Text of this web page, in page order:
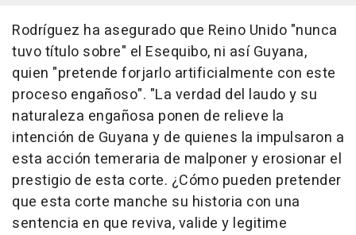
Rodríguez ha asegurado que Reino Unido "nunca
tuvo título sobre" el Esequibo, ni así Guyana,
quien "pretende forjarlo artificialmente con este
proceso engañoso". "La verdad del laudo y su
naturaleza engañosa ponen de relieve la
intención de Guyana y de quienes la impulsaron a
esta acción temeraria de malponer y erosionar el
prestigio de esta corte. ¿Cómo pueden pretender
que esta corte manche su historia con una
sentencia en que reviva, valide y legitime